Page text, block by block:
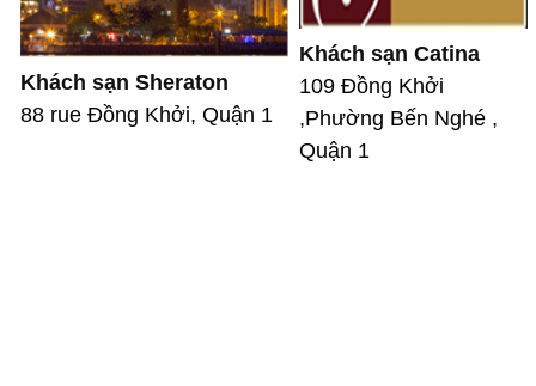
Khách sạn Sheraton
88 rue Đồng Khởi, Quận 1
Khách sạn Catina
109 Đồng Khởi
,Phường Bến Nghé ,
Quận 1